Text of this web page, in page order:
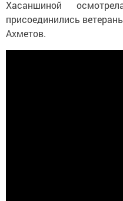
Хасаншиной
присоединились
Ахметов.